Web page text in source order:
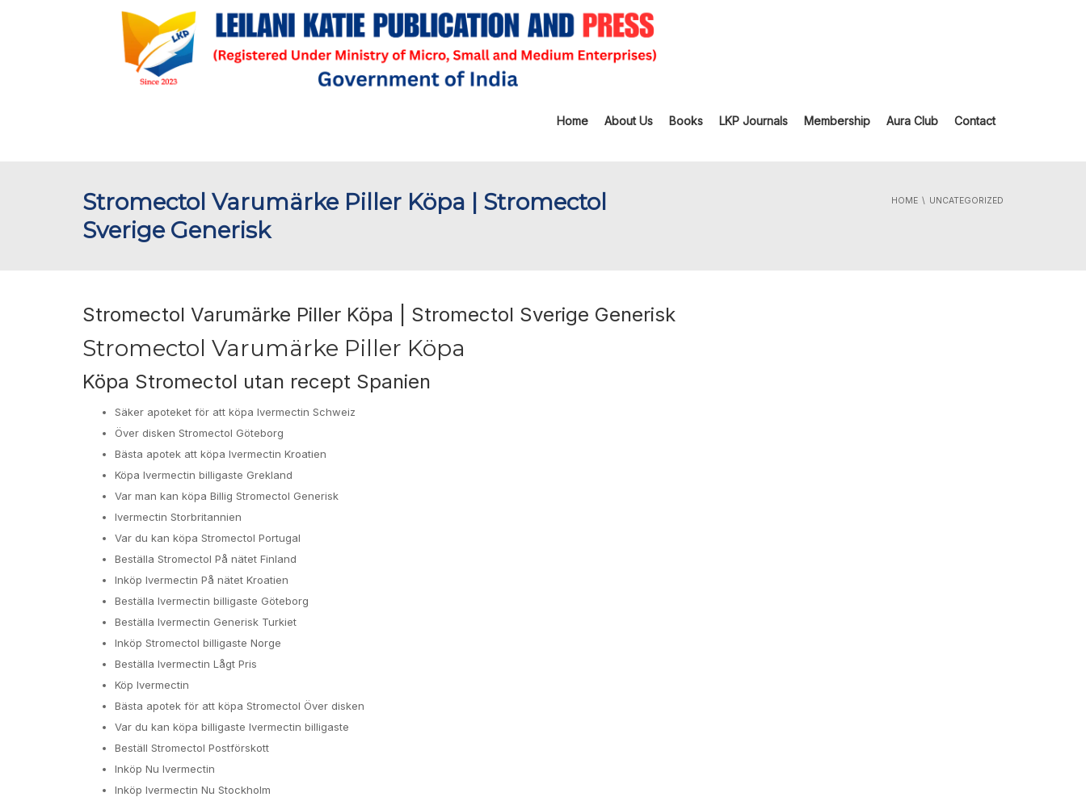
Home About Us Books LKP Journals Membership Aura Club Contact
Stromectol Varumärke Piller Köpa | Stromectol
Sverige Generisk
HOME UNCATEGORIZED
Stromectol Varumärke Piller Köpa | Stromectol Sverige Generisk
Stromectol Varumärke Piller Köpa
Köpa Stromectol utan recept Spanien
Säker apoteket för att köpa Ivermectin Schweiz
Över disken Stromectol Göteborg
Bästa apotek att köpa Ivermectin Kroatien
Köpa Ivermectin billigaste Grekland
Var man kan köpa Billig Stromectol Generisk
Ivermectin Storbritannien
Var du kan köpa Stromectol Portugal
Beställa Stromectol På nätet Finland
Inköp Ivermectin På nätet Kroatien
Beställa Ivermectin billigaste Göteborg
Beställa Ivermectin Generisk Turkiet
Inköp Stromectol billigaste Norge
Beställa Ivermectin Lågt Pris
Köp Ivermectin
Bästa apotek för att köpa Stromectol Över disken
Var du kan köpa billigaste Ivermectin billigaste
Beställ Stromectol Postförskott
Inköp Nu Ivermectin
Inköp Ivermectin Nu Stockholm